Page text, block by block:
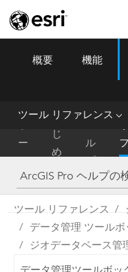
ArcGIS Pro Menu
概要 機能
ツール リファレンス
ー
ム
は
じ
め
に
ル
プ
フ
ツール リファレンス
データ管理 ツールボ
ジオデータベース管